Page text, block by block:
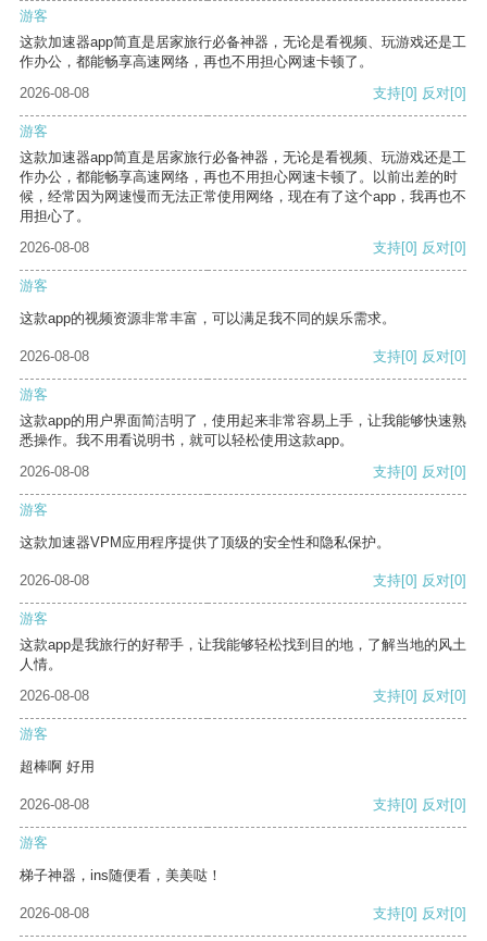
游客
这款加速器app简直是居家旅行必备神器，无论是看视频、玩游戏还是工
作办公，都能畅享高速网络，再也不用担心网速卡顿了。
2026-08-08
支持[0] 反对[0]
游客
这款加速器app简直是居家旅行必备神器，无论是看视频、玩游戏还是工
作办公，都能畅享高速网络，再也不用担心网速卡顿了。以前出差的时
候，经常因为网速慢而无法正常使用网络，现在有了这个app，我再也不
用担心了。
2026-08-08
支持[0] 反对[0]
游客
这款app的视频资源非常丰富，可以满足我不同的娱乐需求。
2026-08-08 支持[0] 反对[0]
游客
这款app的用户界面简洁明了，使用起来非常容易上手，让我能够快速熟
悉操作。我不用看说明书，就可以轻松使用这款app。
2026-08-08
支持[0] 反对[0]
游客
这款加速器VPM应用程序提供了顶级的安全性和隐私保护。
2026-08-08 支持[0] 反对[0]
游客
这款app是我旅行的好帮手，让我能够轻松找到目的地，了解当地的风土
人情。
2026-08-08
支持[0] 反对[0]
游客
超棒啊 好用
2026-08-08 支持[0] 反对[0]
游客
梯子神器，ins随便看，美美哒！
2026-08-08 支持[0] 反对[0]